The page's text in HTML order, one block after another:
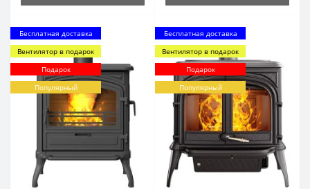
Бесплатная доставка
Вентилятор в подарок
Подарок
Популярный
Бесплатная доставка
Вентилятор в подарок
Подарок
Популярный